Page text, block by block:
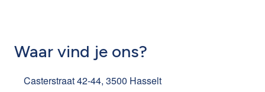
Waar vind je ons?
Casterstraat 42-44, 3500 Hasselt